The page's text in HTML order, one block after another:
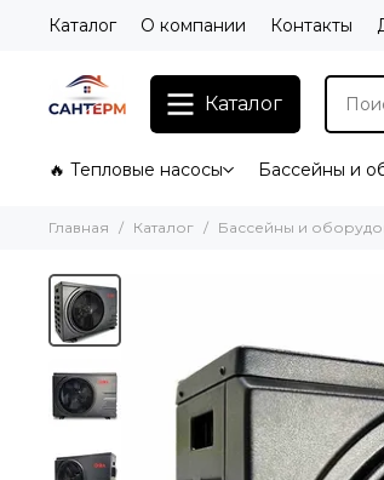
Каталог О компании Контакты
Каталог
🔥 Тепловые насосы Бассейны и
Главная Каталог Бассейны и